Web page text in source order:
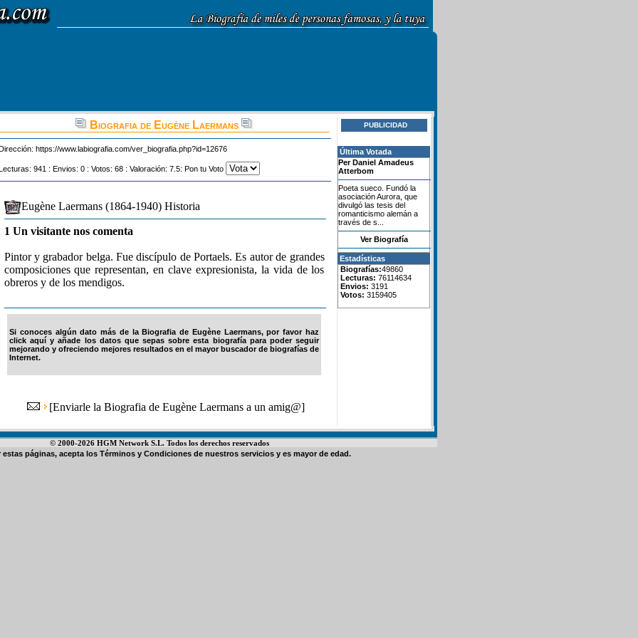
Biografia de Eugène Laermans
https://www.labiografia.com/ver_biografia.php?id=12676
941 : Envios: 0 : Votos: 68 : Valoración: 7.5: Pon tu Voto
Eugène Laermans (1864-1940) Historia
1 Un visitante nos comenta
Pintor y grabador belga. Fue discípulo de Portaels. Es autor de grandes
composiciones que representan, en clave expresionista, la vida de los
obreros y de los mendigos.
Si conoces algún dato más de la Biografia de Eugène Laermans, por favor haz
click aquí y añade los datos que sepas sobre esta biografía para poder seguir
mejorando y ofreciendo mejores resultados en el mayor buscador de biografías de
Internet.
[Enviarle la Biografia de Eugène Laermans a un amig@]
PUBLICIDAD
Última Votada
Per Daniel Amadeus
Atterbom
Poeta sueco. Fundó la
asociación Aurora, que
divulgó las tesis del
romanticismo alemán a
través de s...
Ver Biografía
Estadísticas
Biografías:49860
Lecturas: 76114634
Envios: 3191
Votos: 3159405
© 2000-2026 HGM Network S.L. Todos los derechos reservados
estas páginas, acepta los Términos y Condiciones de nuestros servicios y es mayor de edad.